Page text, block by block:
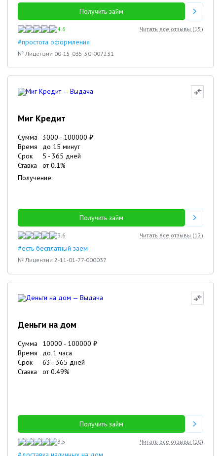
Получить займ
4.6 Читать все отзывы (15)
#простота оформления
№ Лицензии 00-15-035-50-007231
Миг Кредит
Сумма 3000 - 100000 ₽
Время
до 15 минут
Срок
5 - 365 дней
Ставка
от0.1%
Получение:
Получить займ
3.6 Читать все отзывы (12)
#есть бесплатный заем
№ Лицензии 2-11-01-77-000037
Деньги на дом
Сумма 10000 - 100000 ₽
Время
до 1 часа
Срок
63 - 365 дней
Ставка
от0.49%
Получить займ
3.5 Читать все отзывы (10)